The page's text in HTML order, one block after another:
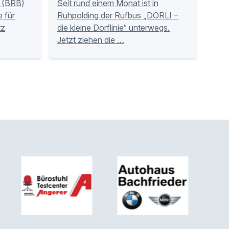
für
Seit rund einem Monat ist in
Ruhpolding der Rufbus „DORLI –
die kleine Dorflinie“ unterwegs.
Jetzt ziehen die …